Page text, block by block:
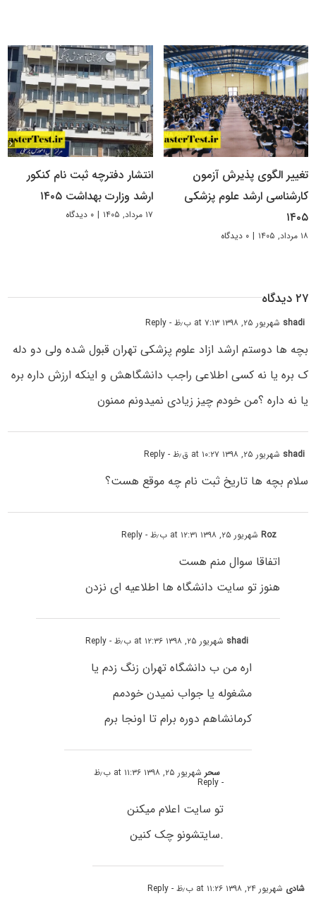
تغییر الگوی پذیرش آزمون
کارشناسی ارشد علوم پزشکی
۱۴۰۵
۱۸ مرداد, ۱۴۰۵ | ۰ دیدگاه
انتشار دفترچه ثبت نام کنکور
ارشد وزارت بهداشت ۱۴۰۵
۱۷ مرداد, ۱۴۰۵ | ۰ دیدگاه
۲۷ دیدگاه
shadi شهریور ۲۵, ۱۳۹۸ at ۷:۱۳ ب٫ظ - Reply
بچه ها دوستم ارشد ازاد علوم پزشکی تهران قبول شده ولی دو دله
ک بره یا نه کسی اطلاعی راجب دانشگاهش و اینکه ارزش داره بره
یا نه داره ؟من خودم چیز زیادی نمیدونم ممنون
shadi شهریور ۲۵, ۱۳۹۸ at ۱۰:۲۷ ق٫ظ - Reply
سلام بچه ها تاریخ ثبت نام چه موقع هست؟
Rozشهریور ۲۵, ۱۳۹۸ at ۱۲:۳۱ ب٫ظ - Reply
اتفاقا سوال منم هست
هنوز تو سایت دانشگاه ها اطلاعیه ای نزدن
shadi شهریور ۲۵, ۱۳۹۸ at ۱۲:۳۶ ب٫ظ - Reply
اره من ب دانشگاه تهران زنگ زدم یا
مشغوله یا جواب نمیدن خودمم
کرمانشاهم دوره برام تا اونجا برم
سحرشهریور ۲۵, ۱۳۹۸ at ۱۱:۳۶ ب٫ظ
- Reply
تو سایت اعلام میکنن
.سایتشونو چک کنین
شادی شهریور ۲۴, ۱۳۹۸ at ۱۱:۲۶ ب٫ظ - Reply